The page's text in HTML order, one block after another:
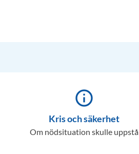
info_outline
Kris och säkerhet
Om nödsituation skulle uppstå